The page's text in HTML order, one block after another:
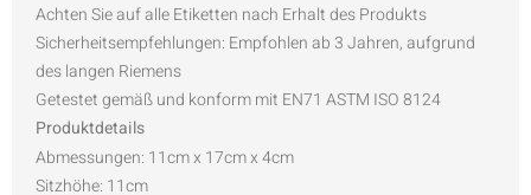
Achten Sie auf alle Etiketten nach Erhalt des Produkts
Sicherheitsempfehlungen: Empfohlen ab 3 Jahren, aufgrund
des langen Riemens
Getestet gemäß und konform mit EN71 ASTM ISO 8124
Produktdetails
Abmessungen: 11cm x 17cm x 4cm
Sitzhöhe: 11cm